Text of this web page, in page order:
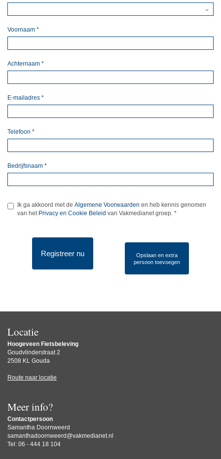
Voornaam *
Achternaam *
E-mailadres *
Telefoon *
Bedrijfsnaam *
Ik ga akkoord met de Algemene Voorwaarden en heb kennis genomen
van het Privacy en Cookie Beleid van Vakmedianet groep. *
Registreer nu
Opslaan en extra
persoon toevoegen
Locatie
Hoogeveen Fietsbeleving
Goudvlinderstraat 2
2508 KL Gouda
Route naar locatie
Meer info?
Contactpersoon
Samantha Doornweerd
samanthadoornweerd@vakmedianet.nl
Tel: 06 - 444 18 104